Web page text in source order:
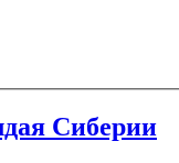
Сиберии